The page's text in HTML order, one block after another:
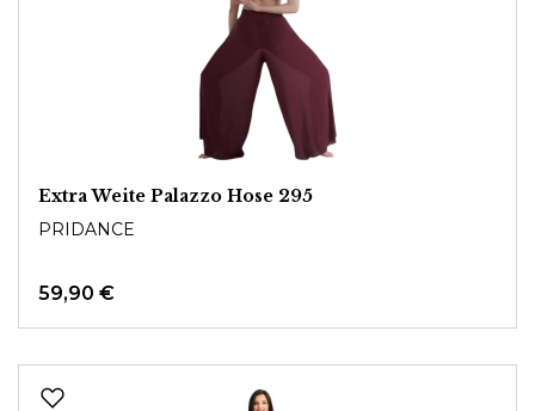
Extra Weite Palazzo Hose 295
PRIDANCE
59,90 €